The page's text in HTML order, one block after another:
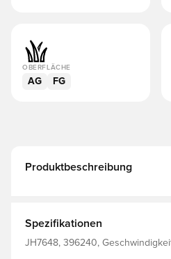
OBERFLÄCHE
AG FG
Produktbeschreibung
Spezifikationen
JH7648, 396240,